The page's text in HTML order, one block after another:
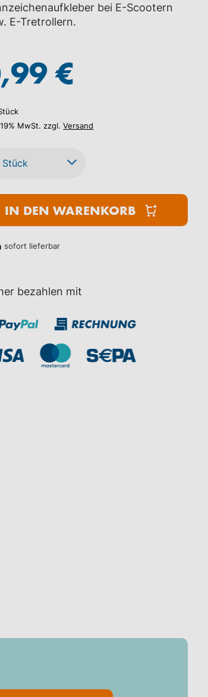
bei E-Scootern
E-Tretrollern.
€
MwSt. zzgl.Versand
IN DEN WARENKORB
sofort lieferbar
bezahlen mit